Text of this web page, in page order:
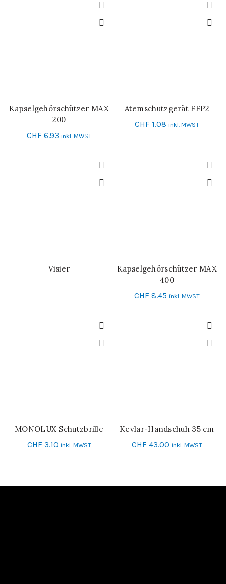
IN DEN WARENKORB
Kapselgehörschützer MAX
200
CHF 6.93 inkl. MWST
IN DEN WARENKORB
Atemschutzgerät FFP2
CHF 1.08 inkl. MWST
WEITERLESEN
Visier IN DEN WARENKORB
Kapselgehörschützer MAX
400
CHF 8.45 inkl. MWST
IN DEN WARENKORB
MONOLUX Schutzbrille
CHF 3.10 inkl. MWST
IN DEN WARENKORB
Kevlar-Handschuh 35 cm
CHF 43.00 inkl. MWST